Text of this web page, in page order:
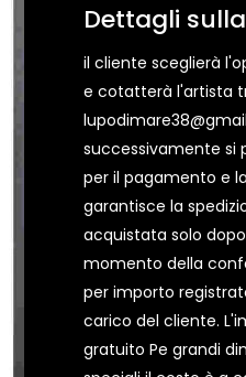
Dettagli
il cliente sceglierà
e cotatterà l'artista
successivamente si
per il pagamento e
garantisce la
acquistata solo
momento della
per importo
carico del cliente.
gratuito Pe grandi